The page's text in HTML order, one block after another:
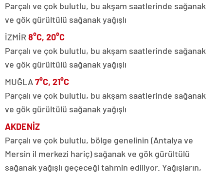
Parçalı ve çok bulutlu, bu akşam saatlerinde sağanak
ve gök gürültülü sağanak yağışlı
İZMİR 8°C, 20°C
Parçalı ve çok bulutlu, bu akşam saatlerinde sağanak
ve gök gürültülü sağanak yağışlı
MUĞLA7°C, 21°C
Parçalı ve çok bulutlu, bu akşam saatlerinde sağanak
ve gök gürültülü sağanak yağışlı
AKDENİZ
Parçalı ve çok bulutlu, bölge genelinin (Antalya ve
Mersin il merkezi hariç) sağanak ve gök gürültülü
sağanak yağışlı geçeceği tahmin ediliyor. Yağışların,